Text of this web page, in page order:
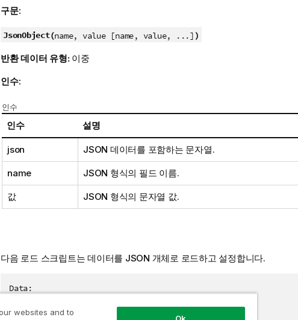
구문:
JsonObject(name, value [name, value, ...] )
반환 데이터 유형: 이중
인수:
인수
인수 설명
json JSON 데이터를 포함하는 문자열.
name JSON 형식의 필드 이름.
값 JSON 형식의 문자열 값.
다음 로드 스크립트는 데이터를 JSON 개체로 로드하고 설정합니다.
Data:
	JsonObject('id', Id,
websites and to